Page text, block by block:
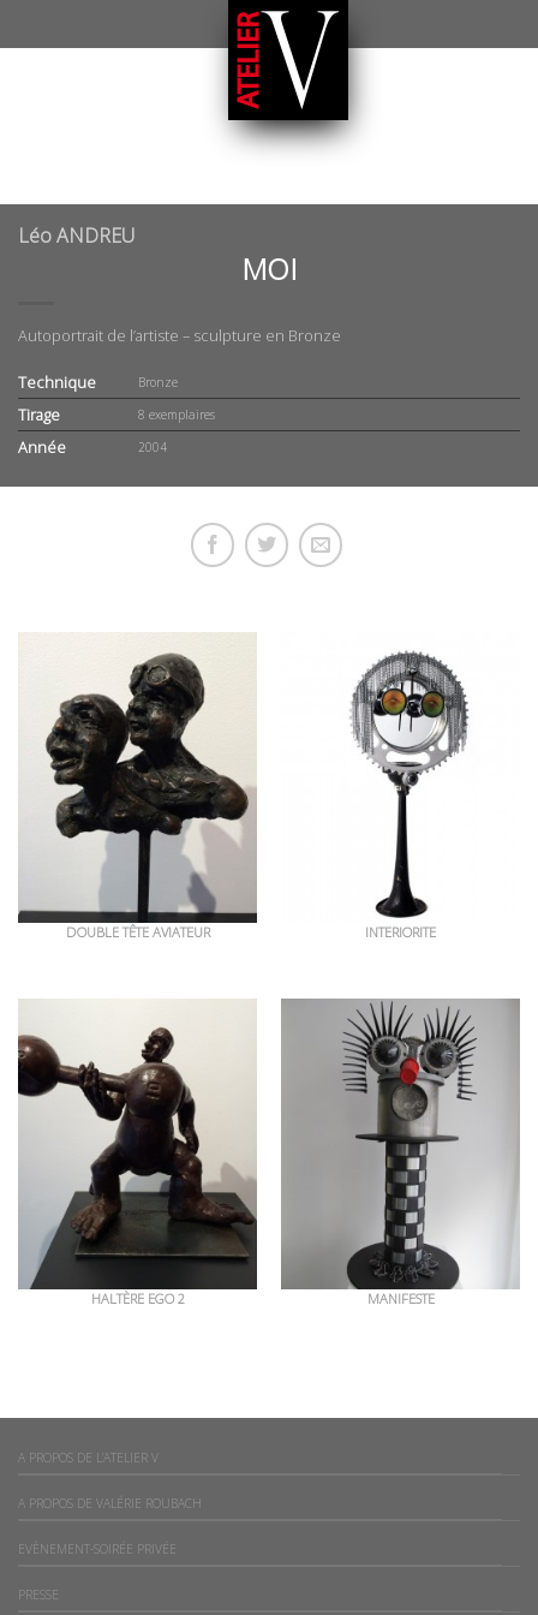
Léo ANDREU
MOI
Autoportrait de l’artiste – sculpture en Bronze
Technique Bronze
Tirage 8 exemplaires
Année 2004
DOUBLE TÊTE AVIATEUR INTERIORITE
HALTÈRE EGO 2 MANIFESTE
A PROPOS DE L’ATELIER V
A PROPOS DE VALÉRIE ROUBACH
EVÈNEMENT-SOIRÉE PRIVÉE
PRESSE